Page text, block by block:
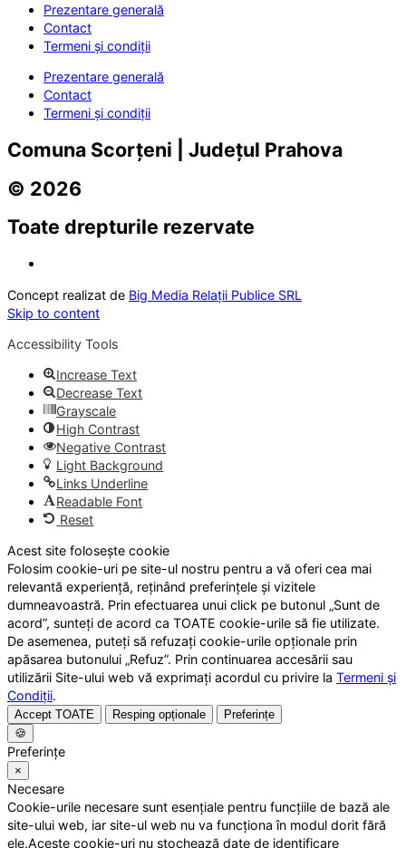
Prezentare generală
Contact
Termeni și condiții
Prezentare generală
Contact
Termeni și condiții
Comuna Scorțeni | Județul Prahova
© 2026
Toate drepturile rezervate
Concept realizat de Big Media Relații Publice SRL
Skip to content
Accessibility Tools
Increase Text
Decrease Text
Grayscale
High Contrast
Negative Contrast
Light Background
Links Underline
Readable Font
Reset
Acest site folosește cookie
Folosim cookie-uri pe site-ul nostru pentru a vă oferi cea mai
relevantă experiență, reținând preferințele și vizitele
dumneavoastră. Prin efectuarea unui click pe butonul „Sunt de
acord”, sunteți de acord ca TOATE cookie-urile să fie utilizate.
De asemenea, puteți să refuzați cookie-urile opționale prin
apăsarea butonului „Refuz”. Prin continuarea accesării sau
utilizării Site-ului web vă exprimați acordul cu privire la Termeni și
Condiții.
Accept TOATE Resping opționale
Preferințe
🍪
Preferințe
×
Necesare
Cookie-urile necesare sunt esențiale pentru funcțiile de bază ale
site-ului web, iar site-ul web nu va funcționa în modul dorit fără
ele.Aceste cookie-uri nu stochează date de identificare